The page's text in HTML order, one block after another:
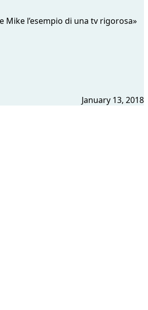
l’esempio di una tv rigorosa»
January 13, 2018